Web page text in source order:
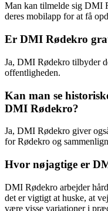
Man kan tilmelde sig DMI
deres mobilapp for at få
Er DMI Rødekro
Ja, DMI Rødekro tilbyder
offentligheden.
Kan man se
DMI Rødekro?
Ja, DMI Rødekro giver
for Rødekro og
Hvor nøjagtige er
DMI Rødekro arbejder
det er vigtigt at huske, at
være visse variationer i